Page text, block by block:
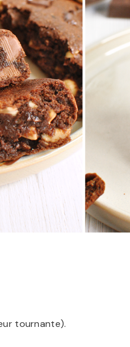
tournante).